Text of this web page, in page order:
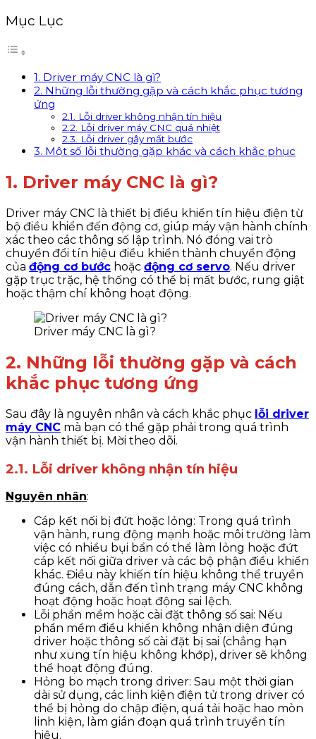
Mục Lục
1. Driver máy CNC là gì?
2. Những lỗi thường gặp và cách khắc phục tương
ứng
2.1. Lỗi driver không nhận tín hiệu
2.2. Lỗi driver máy CNC quá nhiệt
2.3. Lỗi driver gây mất bước
3. Một số lỗi thường gặp khác và cách khắc phục
1. Driver máy CNC là gì?
Driver máy CNC là thiết bị điều khiển tín hiệu điện từ
bộ điều khiển đến động cơ, giúp máy vận hành chính
xác theo các thông số lập trình. Nó đóng vai trò
chuyển đổi tín hiệu điều khiển thành chuyển động
của động cơ bước hoặc động cơ servo. Nếu driver
gặp trục trặc, hệ thống có thể bị mất bước, rung giật
hoặc thậm chí không hoạt động.
Driver máy CNC là gì?
2. Những lỗi thường gặp và cách
khắc phục tương ứng
Sau đây là nguyên nhân và cách khắc phục lỗi driver
máy CNC mà bạn có thể gặp phải trong quá trình
vận hành thiết bị. Mời theo dõi.
2.1. Lỗi driver không nhận tín hiệu
Nguyên nhân:
Cáp kết nối bị đứt hoặc lỏng: Trong quá trình
vận hành, rung động mạnh hoặc môi trường làm
việc có nhiều bụi bẩn có thể làm lỏng hoặc đứt
cáp kết nối giữa driver và các bộ phận điều khiển
khác. Điều này khiến tín hiệu không thể truyền
đúng cách, dẫn đến tình trạng máy CNC không
hoạt động hoặc hoạt động sai lệch.
Lỗi phần mềm hoặc cài đặt thông số sai: Nếu
phần mềm điều khiển không nhận diện đúng
driver hoặc thông số cài đặt bị sai (chẳng hạn
như xung tín hiệu không khớp), driver sẽ không
thể hoạt động đúng.
Hỏng bo mạch trong driver: Sau một thời gian
dài sử dụng, các linh kiện điện tử trong driver có
thể bị hỏng do chập điện, quá tải hoặc hao mòn
linh kiện, làm gián đoạn quá trình truyền tín
hiệu.